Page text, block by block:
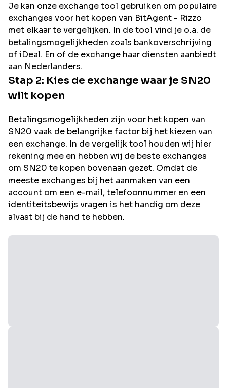
Je kan onze exchange tool gebruiken om populaire
exchanges voor het kopen van BitAgent - Rizzo
met elkaar te vergelijken. In de tool vind je o.a. de
betalingsmogelijkheden zoals bankoverschrijving
of iDeal. En of de exchange haar diensten aanbiedt
aan Nederlanders.
Stap 2: Kies de exchange waar je SN20
wilt kopen
Betalingsmogelijkheden zijn voor het kopen van
SN20 vaak de belangrijke factor bij het kiezen van
een exchange. In de vergelijk tool houden wij hier
rekening mee en hebben wij de beste exchanges
om SN20 te kopen bovenaan gezet. Omdat de
meeste exchanges bij het aanmaken van een
account om een e-mail, telefoonnummer en een
identiteitsbewijs vragen is het handig om deze
alvast bij de hand te hebben.